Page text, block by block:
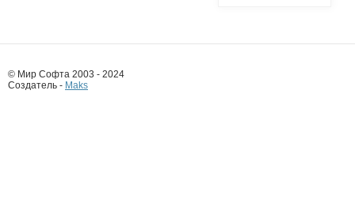
© Мир Софта 2003 - 2024
Создатель - Maks